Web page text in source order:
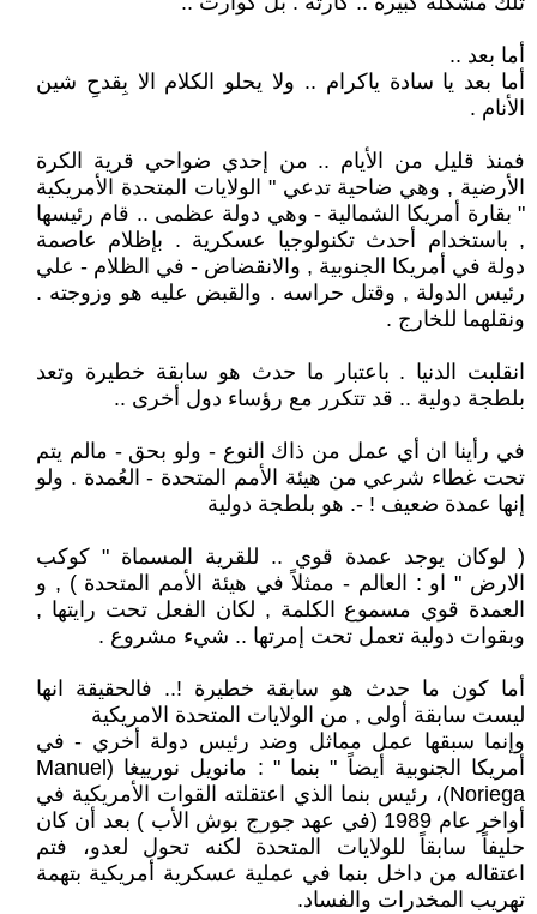
أما بعد ..
أما بعد يا سادة ياكرام .. ولا يحلو الكلام الا بِقدحِ شين
الأنام .
فمنذ قليل من الأيام .. من إحدي ضواحي قرية الكرة
الأرضية , وهي ضاحية تدعي " الولايات المتحدة الأمريكية
" بقارة أمريكا الشمالية - وهي دولة عظمى .. قام رئيسها
, باستخدام أحدث تكنولوجيا عسكرية . بإظلام عاصمة
دولة في أمريكا الجنوبية , والانقضاض - في الظلام - علي
رئيس الدولة , وقتل حراسه . والقبض عليه هو وزوجته .
ونقلهما للخارج .
انقلبت الدنيا . باعتبار ما حدث هو سابقة خطيرة وتعد
بلطجة دولية .. قد تتكرر مع رؤساء دول أخرى ..
في رأينا ان أي عمل من ذاك النوع - ولو بحق - مالم يتم
تحت غطاء شرعي من هيئة الأمم المتحدة - العُمدة . ولو
إنها عمدة ضعيف ! -. هو بلطجة دولية
( لوكان يوجد عمدة قوي .. للقرية المسماة " كوكب
الارض " او : العالم - ممثلاً في هيئة الأمم المتحدة ) , و
العمدة قوي مسموع الكلمة , لكان الفعل تحت رايتها ,
وبقوات دولية تعمل تحت إمرتها .. شيء مشروع .
أما كون ما حدث هو سابقة خطيرة !.. فالحقيقة انها
ليست سابقة أولى , من الولايات المتحدة الامريكية
وإنما سبقها عمل مماثل وضد رئيس دولة أخري - في
أمريكا الجنوبية أيضاً " بنما " : مانويل نورييغا (Manuel
Noriega)، رئيس بنما الذي اعتقلته القوات الأمريكية في
أواخر عام 1989 (في عهد جورج بوش الأب ) بعد أن كان
حليفاً سابقاً للولايات المتحدة لكنه تحول لعدو، فتم
اعتقاله من داخل بنما في عملية عسكرية أمريكية بتهمة
تهريب المخدرات والفساد.